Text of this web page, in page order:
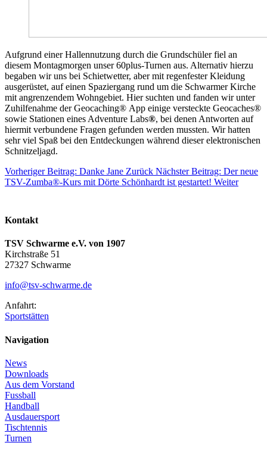
Aufgrund einer Hallennutzung durch die Grundschüler fiel an
diesem Montagmorgen unser 60plus-Turnen aus. Alternativ hierzu
begaben wir uns bei Schietwetter, aber mit regenfester Kleidung
ausgerüstet, auf einen Spaziergang rund um die Schwarmer Kirche
mit angrenzendem Wohngebiet. Hier suchten und fanden wir unter
Zuhilfenahme der Geocaching® App einige versteckte Geocaches®
sowie Stationen eines Adventure Labs®, bei denen Antworten auf
hiermit verbundene Fragen gefunden werden mussten. Wir hatten
sehr viel Spaß bei den Entdeckungen während dieser elektronischen
Schnitzeljagd.
Vorheriger Beitrag: Danke Jane Zurück Nächster Beitrag: Der neue
TSV-Zumba®-Kurs mit Dörte Schönhardt ist gestartet! Weiter
Kontakt
TSV Schwarme e.V. von 1907
Kirchstraße 51
27327 Schwarme
info@tsv-schwarme.de
Anfahrt:
Sportstätten
Navigation
News
Downloads
Aus dem Vorstand
Fussball
Handball
Ausdauersport
Tischtennis
Turnen